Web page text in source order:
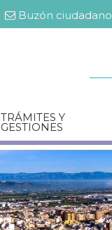
Buzón ciudadano
TRÁMITES Y
GESTIONES